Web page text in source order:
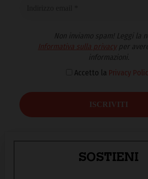
Non inviamo spam! Leggi la
Informativa sulla privacyper
informazioni.
Accetto la Privacy
SOSTIENI